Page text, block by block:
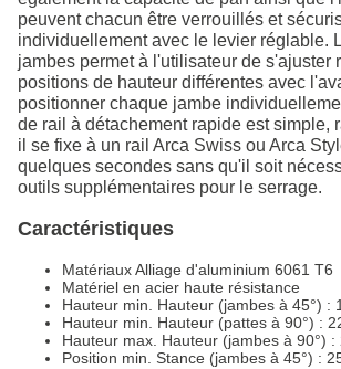
peuvent chacun être verrouillés et
individuellement avec le levier réglable.
jambes permet à l'utilisateur de s'ajuster
positions de hauteur différentes avec
positionner chaque jambe
de rail à détachement rapide est simple,
il se fixe à un rail Arca Swiss ou Arca
quelques secondes sans qu'il soit
outils supplémentaires pour le serrage.
Caractéristiques
Matériaux Alliage d'aluminium 6061 T6
Matériel en acier haute résistance
Hauteur min. Hauteur (jambes à 45°) :
Hauteur min. Hauteur (pattes à 90°) :
Hauteur max. Hauteur (jambes à 90°) :
Position min. Stance (jambes à 45°) :